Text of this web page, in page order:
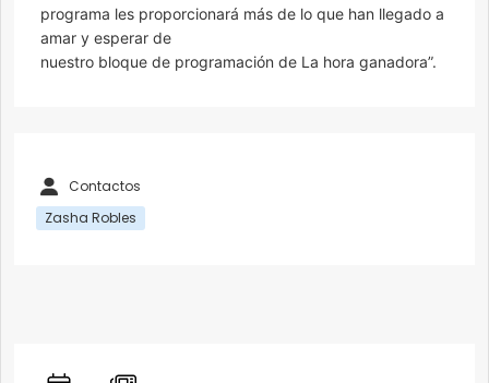
programa les proporcionará más de lo que han llegado a
amar y esperar de
nuestro bloque de programación de La hora ganadora”.
Contactos
Zasha Robles